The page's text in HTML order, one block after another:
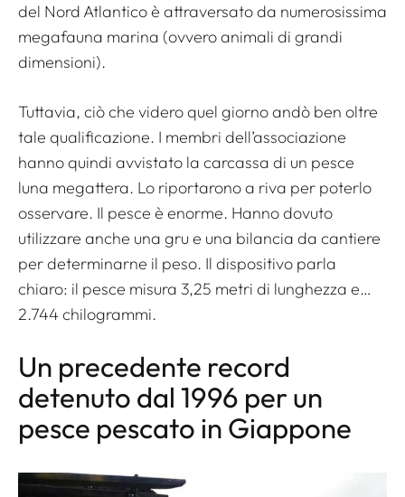
del Nord Atlantico è attraversato da numerosissima
megafauna marina (ovvero animali di grandi
dimensioni).
Tuttavia, ciò che videro quel giorno andò ben oltre
tale qualificazione. I membri dell’associazione
hanno quindi avvistato la carcassa di un pesce
luna megattera. Lo riportarono a riva per poterlo
osservare. Il pesce è enorme. Hanno dovuto
utilizzare anche una gru e una bilancia da cantiere
per determinarne il peso. Il dispositivo parla
chiaro: il pesce misura 3,25 metri di lunghezza e…
2.744 chilogrammi.
Un precedente record
detenuto dal 1996 per un
pesce pescato in Giappone